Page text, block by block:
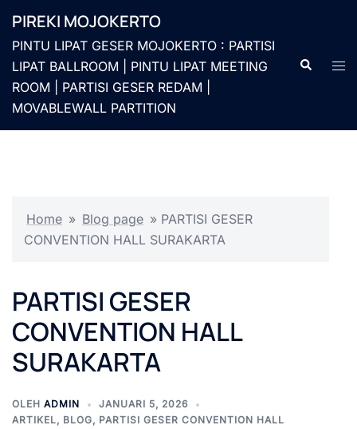
kePIREKI MOJOKERTO
PINTU LIPAT GESER MOJOKERTO : PARTISI
LIPAT BALLROOM | PINTU LIPAT MEETING
ROOM | PARTISI GESER REDAM |
MOVABLEWALL PARTITION
Cari
Home » Blog page » PARTISI GESER
CONVENTION HALL SURAKARTA
PARTISI GESER
CONVENTION HALL
SURAKARTA
OLEH ADMIN
JANUARI 5, 2026
ARTIKEL, BLOG, PARTISI GESER CONVENTION HALL